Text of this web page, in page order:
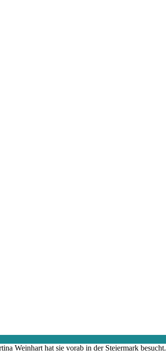
Weinhart hat sie vorab in der Steiermark besucht.